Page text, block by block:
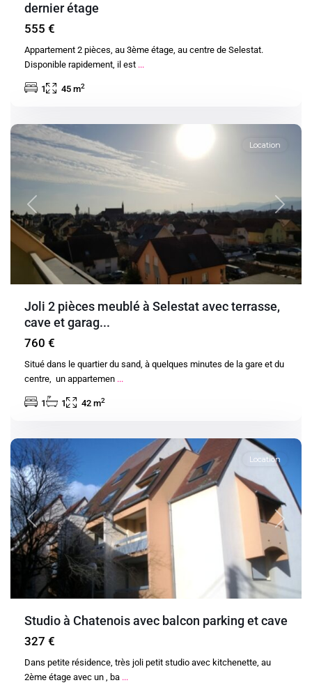
dernier étage
555 €
Appartement 2 pièces, au 3ème étage, au centre de Selestat.
Disponible rapidement, il est ...
1 45 m2
Previous Next
Location
Joli 2 pièces meublé à Selestat avec terrasse,
cave et garag...
760 €
Situé dans le quartier du sand, à quelques minutes de la gare et du
centre, un appartemen ...
1 1 42 m2
Previous Next
Location
Studio à Chatenois avec balcon parking et cave
327 €
Dans petite résidence, très joli petit studio avec kitchenette, au
2ème étage avec un , ba ...